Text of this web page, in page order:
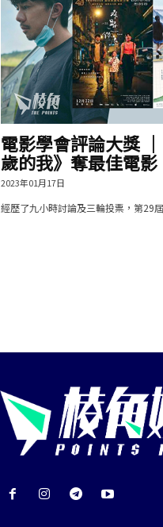
電影學會評論大獎
歲的我》奪最佳電
2023年01月17日
經歷了九小時討論及三輪投票，第29